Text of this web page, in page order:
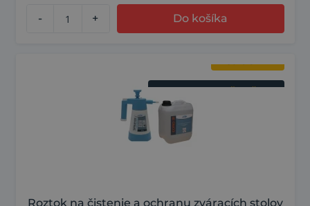
- + Do košíka
Roztok na čistenie a ochranu zváracích stolov